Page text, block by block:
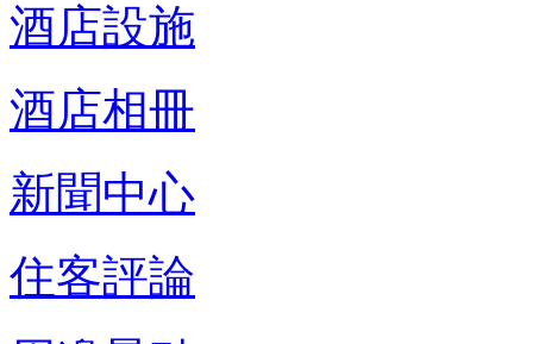
酒店設施
酒店相冊
新聞中心
住客評論